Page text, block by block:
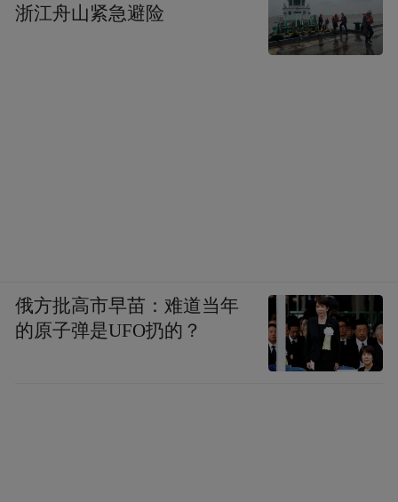
浙江舟山紧急避险
俄方批高市早苗：难道当年
的原子弹是UFO扔的？